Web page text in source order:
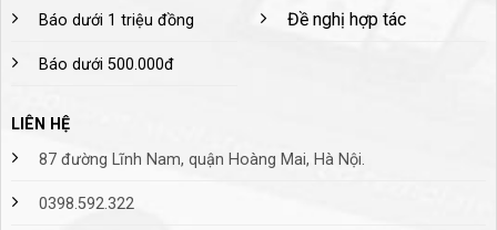
Báo dưới 1 triệu đồng
Báo dưới 500.000đ
Đề nghị hợp tác
LIÊN HỆ
87 đường Lĩnh Nam, quận Hoàng Mai, Hà Nội.
0398.592.322